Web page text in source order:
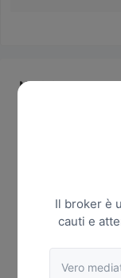
Notizie
Il broker è
cauti e
Vero